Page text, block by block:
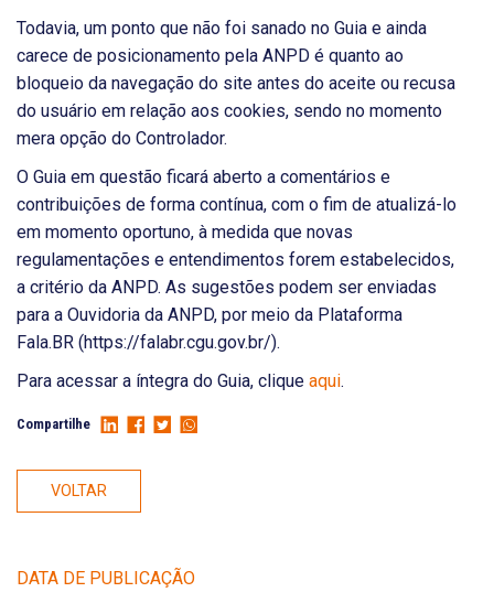
Todavia, um ponto que não foi sanado no Guia e ainda
carece de posicionamento pela ANPD é quanto ao
bloqueio da navegação do site antes do aceite ou recusa
do usuário em relação aos cookies, sendo no momento
mera opção do Controlador.
O Guia em questão ficará aberto a comentários e
contribuições de forma contínua, com o fim de atualizá-lo
em momento oportuno, à medida que novas
regulamentações e entendimentos forem estabelecidos,
a critério da ANPD. As sugestões podem ser enviadas
para a Ouvidoria da ANPD, por meio da Plataforma
Fala.BR (https://falabr.cgu.gov.br/).
Para acessar a íntegra do Guia, clique aqui.
Compartilhe
VOLTAR
DATA DE PUBLICAÇÃO